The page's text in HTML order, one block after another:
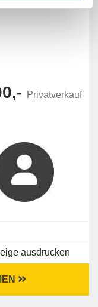
Privatverkauf
ausdrucken